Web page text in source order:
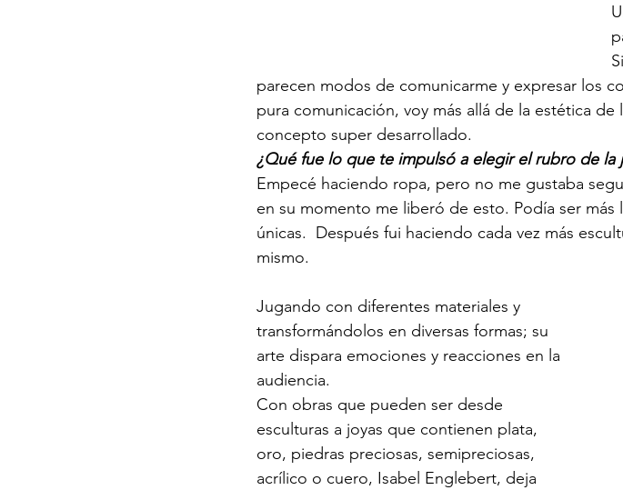
parecen modos de comunicarme y expresar los
pura comunicación, voy más allá de la estética
concepto super desarrollado.
¿Qué fue lo que te impulsó a elegir el rubro de
Empecé haciendo ropa, pero no me gustaba
en su momento me liberó de esto. Podía ser
únicas.  Después fui haciendo cada vez más
mismo.
Jugando con diferentes materiales y
transformándolos en diversas formas; su
arte dispara emociones y reacciones en la
audiencia.
Con obras que pueden ser desde
esculturas a joyas que contienen plata,
oro, piedras preciosas, semipreciosas,
acrílico o cuero, Isabel Englebert, deja